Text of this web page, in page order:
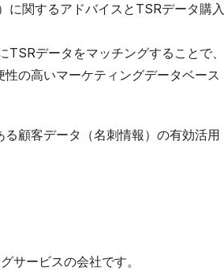
に関するアドバイスとTSRデータ購入
データをマッチングすることで、
の高いマーケティングデータベース
顧客データ（名刺情報）の有効活用
サービスの会社です。